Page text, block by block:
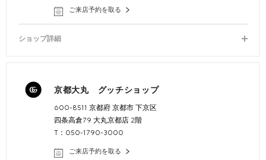
ご来店予約を取る
ショップ詳細
京都大丸 グッチショップ
600-8511 京都府 京都市 下京区
四条高倉79 大丸京都店 2階
T：050-1790-3000
ご来店予約を取る